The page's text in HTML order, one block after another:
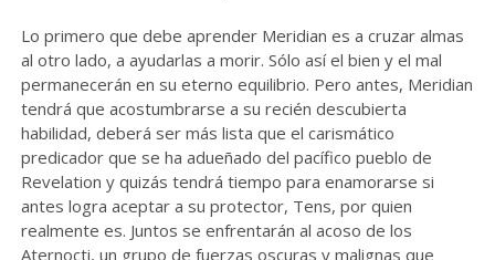
Lo primero que debe aprender Meridian es a cruzar almas
al otro lado, a ayudarlas a morir. Sólo así el bien y el mal
permanecerán en su eterno equilibrio. Pero antes, Meridian
tendrá que acostumbrarse a su recién descubierta
habilidad, deberá ser más lista que el carismático
predicador que se ha adueñado del pacífico pueblo de
Revelation y quizás tendrá tiempo para enamorarse si
antes logra aceptar a su protector, Tens, por quien
realmente es. Juntos se enfrentarán al acoso de los
Aternocti, un grupo de fuerzas oscuras y malignas que